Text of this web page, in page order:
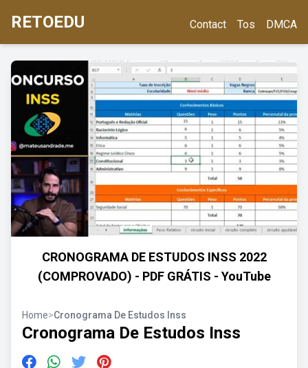
RETOEDU Contact Tos DMCA
CRONOGRAMA DE ESTUDOS INSS 2022
(COMPROVADO) - PDF GRÁTIS - YouTube
Home>Cronograma De Estudos Inss
Cronograma De Estudos Inss